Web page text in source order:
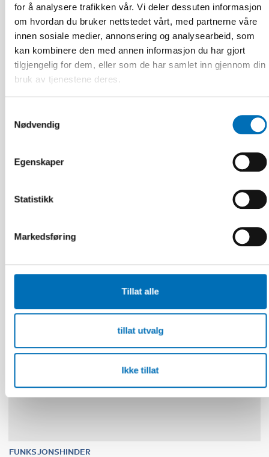
for å analysere trafikken vår. Vi deler dessuten informasjon
om hvordan du bruker nettstedet vårt, med partnerne våre
innen sosiale medier, annonsering og analysearbeid, som
kan kombinere den med annen informasjon du har gjort
tilgjengelig for dem, eller som de har samlet inn gjennom din
bruk av tjenestene deres.
Nødvendig
Egenskaper
Statistikk
Markedsføring
Tillat alle
tillat utvalg
Ikke tillat
FUNKSJONSHINDER
Nordisk samarbeid om
Funksjonshinderspørsmål – Årsrapport 2025
FUNKSJONSHINDER